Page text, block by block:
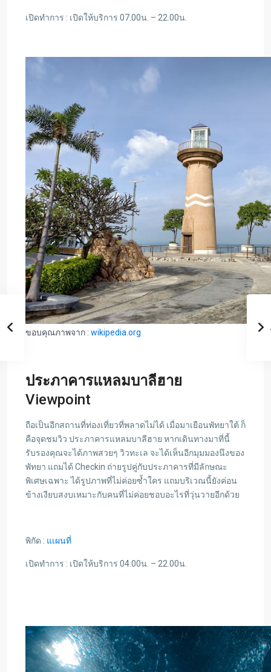
เปิดทำการ : เปิดให้บริการ 07.00น. – 22.00น.
ขอบคุณภาพจาก : wikipedia.org
ประภาคารแหลมบาลีฮาย
Viewpoint
ถือเป็นอีกสถานที่ท่องเที่ยวที่พลาดไม่ได้ เมื่อมาเยือนพัทยาใต้ ก็
คือจุดชมวิว ประภาคารแหลมบาลีฮาย หากเดินทางมาที่นี้
รับรองคุณจะได้ภาพสวยๆ วิวทะเล จะได้เห็นอีกมุมมองนึงของ
พัทยา แถมได้ Checkin ถ่ายรูปคู่กับประภาคารที่มีลักษณะ
พิเศษเฉพาะ ได้รูปภาพที่ไม่ค่อยซ้ำใคร แถมบริเวณนี้ยังค่อน
ข้างเงียบสงบเหมาะกับคนที่ไม่ค่อยชอบอะไรที่วุ่นวายอีกด้วย
พิกัด : แเผนที่
เปิดทำการ : เปิดให้บริการ 04.00น. – 22.00น.